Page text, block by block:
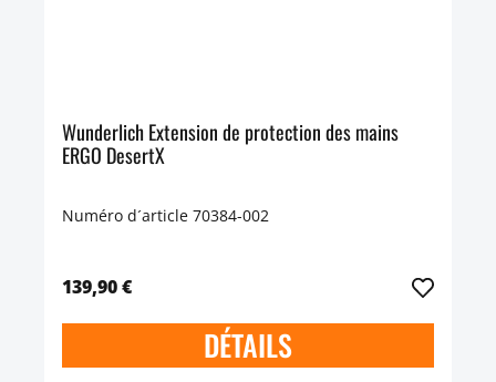
Wunderlich Extension de protection des mains
ERGO DesertX
Numéro d´article 70384-002
139,90 €
DÉTAILS